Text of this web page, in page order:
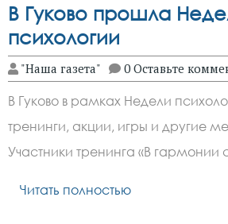
В Гуково прошла
психологии
"Наша газета" 0 Оставьте
В Гуково в рамках Недели
тренинги, акции, игры и другие
Участники тренинга «В
Читать полностью